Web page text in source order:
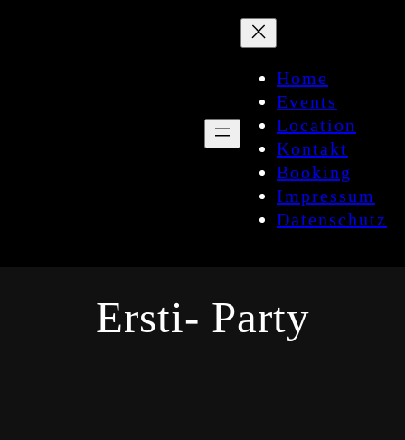
Home
Events
Location
Kontakt
Booking
Impressum
Datenschutz
Ersti- Party